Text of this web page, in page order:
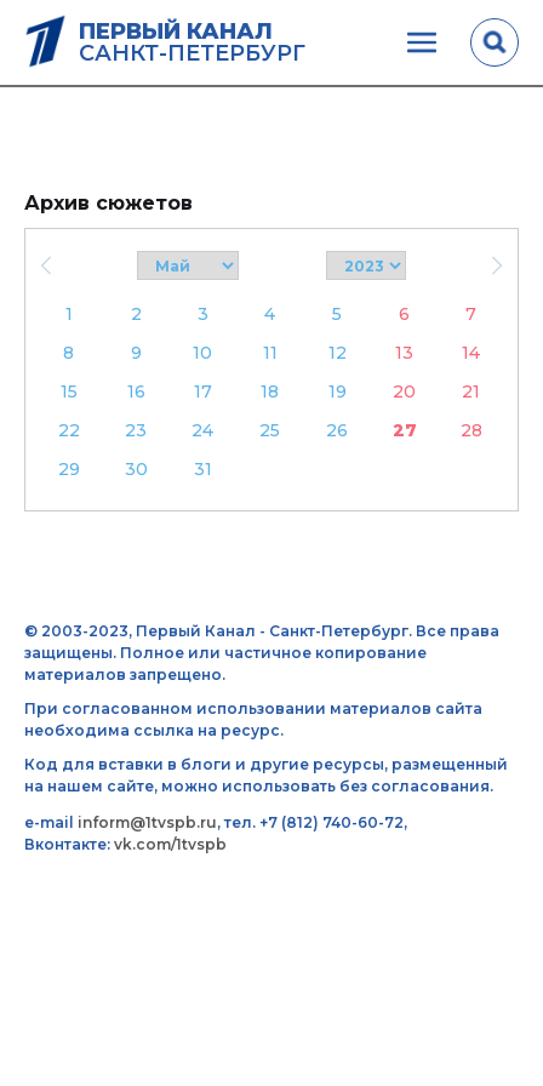
ПЕРВЫЙ КАНАЛ
САНКТ-ПЕТЕРБУРГ
Архив сюжетов
1 2 3 4 5 6
7
8
9 10 11 12 13
14
15
16 17 18 19 20
21
22
23 24 25 26 27
28
29
30 31
© 2003-2023, Первый Канал - Санкт-Петербург. Все права
защищены. Полное или частичное копирование
материалов запрещено.
При согласованном использовании материалов сайта
необходима ссылка на ресурс.
Код для вставки в блоги и другие ресурсы, размещенный
на нашем сайте, можно использовать без согласования.
e-mail inform@1tvspb.ru, тел. +7 (812) 740-60-72,
Вконтакте: vk.com/1tvspb